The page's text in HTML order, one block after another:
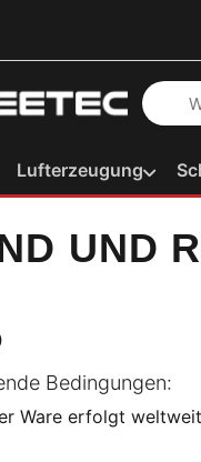
Geben
Lufterzeugung
UND
Bedingungen:
Ware erfolgt